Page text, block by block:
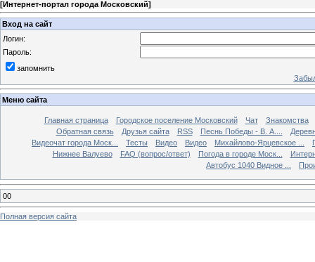
[Интернет-портал города Московский]
Вход на сайт
Логин:
Пароль:
запомнить
Меню сайта
Главная страница Городское поселение Московский Чат
Знакомства
Обратная связь
Друзья сайта RSS Песнь Победы - В. А....
Видеочат города Моск...
Тесты Видео Видео Михайлово-Ярцевское ...
Нижнее Валуево
FAQ (вопрос/ответ) Погода в городе Моск...
Автобус 1040 Видное ...
00
Полная версия сайта